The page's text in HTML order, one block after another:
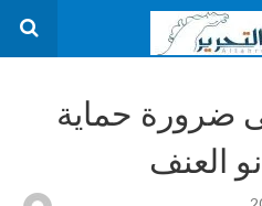
ضرورة حماية
العنف